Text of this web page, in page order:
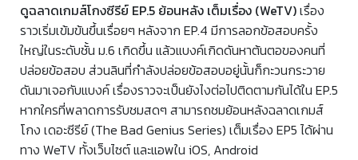
ดูฉลาดเกมส์โกงซีรีย์ EP.5 ย้อนหลัง เต็มเรื่อง (WeTV)เรื่อง
ราวเริ่มเข้มข้นขึ้นเรื่อยๆ หลังจาก EP.4 มีการลอกข้อสอบครั้ง
ใหญ่ในระดับชั้น ม.6 เกิดขึ้น แล้วแบงค์เกิดดันหาต้นตอของคนที่
ปล่อยข้อสอบ ส่วนลินที่กำลังปล่อยข้อสอบอยู่นั้นก็กะวนกระวาย
ดันมาเจอกับแบงค์ เรื่องราวจะเป็นยังไงต่อไปติดตามกันได้ใน EP.5
หากใครที่พลาดการรับชมสดๆ สามารถชมย้อนหลังฉลาดเกมส์
โกง เดอะซีรีย์ (The Bad Genius Series) เต็มเรื่อง EP5 ได้ผ่าน
ทาง WeTV ทั้งเว็บไซต์ และแอพใน iOS, Android